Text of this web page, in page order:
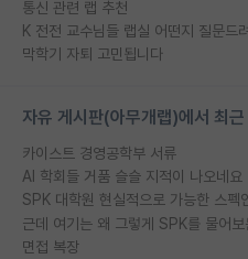
통신 관련 랩 추천
K 전전 교수님들 랩실 어떤지 질문드
막학기 자퇴 고민됩니다
자유 게시판(아무개랩)에서 최
카이스트 경영공학부 서류
AI 학회들 거품 슬슬 지적이 나오네요
SPK 대학원 현실적으로 가능한 스펙
근데 여기는 왜 그렇게 SPK를 물어보
면접 복장